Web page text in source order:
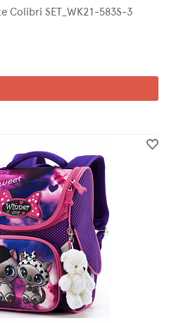
Colibri SET_WK21-583S-3